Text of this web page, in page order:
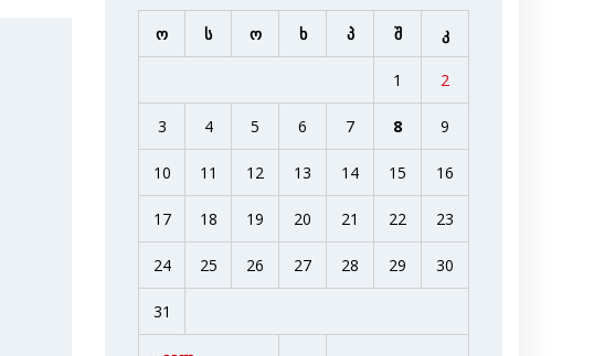
ო ს ო ხ პ შ კ
1 2
3 4 5 6 7 8 9
10 11 12 13 14 15 16
17 18 19 20 21 22 23
24 25 26 27 28 29 30
31